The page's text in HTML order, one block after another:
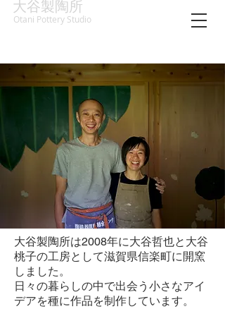
大谷製陶所
Otani Pottery Studio
大谷製陶所は2008年に大谷哲也と大谷
桃子の工房として滋賀県信楽町に開窯
しました。
日々の暮らしの中で出会う小さなアイ
デアを種に作品を制作しています。